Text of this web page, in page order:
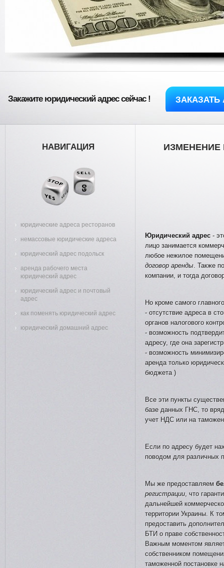
Закажите юридический адрес сейчас ! ЗАКАЗАТЬ
НАВИГАЦИЯ
юридические адреса ресторанов
немассовые юридические адреса
юридический адрес подольск
аренда рабочего места
юридический адрес
юридический адрес и почтовый
адрес
как поменять юридический адрес
юридический домашний адрес
Юридический адрес -
лицо занимается
любое нежилое
договор аренды. Также
компании, и тогда
Но кроме самого
- отсутствие адреса в
органов налогового
- возможность
адресу, где она
- возможность
аренда только
бюджета )
Все эти пункты
базе данных ГНС, то
учет НДС или на
Если по адресу будет
поводом для различных
Мы же предоставляем
регистрации, что
дальнейшей
территории Украины. К
предоставить
БТИ о праве
Важным моментом
собственником
таможенной постановке